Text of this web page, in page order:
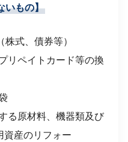
いもの】
式、債券等）
ペイトカード等の換
原材料、機器類及び
資産のリフォー